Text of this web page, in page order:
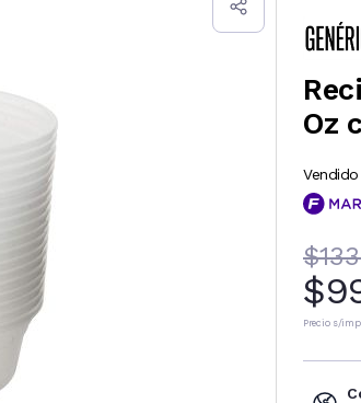
Oz
Precio s/